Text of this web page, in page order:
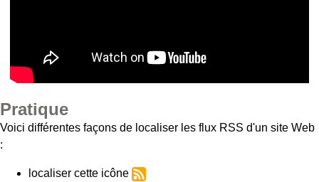
Pratique
Voici différentes façons de localiser les flux RSS d'un site Web
:
localiser cette icône